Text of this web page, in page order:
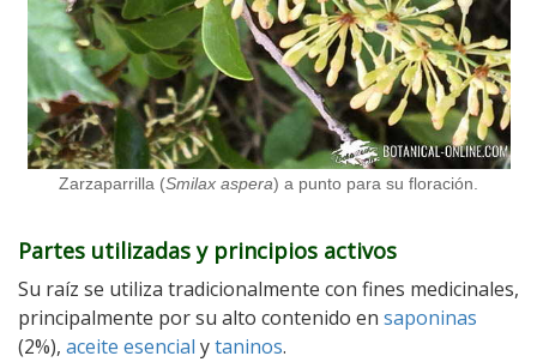
Zarzaparrilla (Smilax aspera) a punto para su floración.
Partes utilizadas y principios activos
Su raíz se utiliza tradicionalmente con fines medicinales,
principalmente por su alto contenido en saponinas
(2%), aceite esencial ytaninos.